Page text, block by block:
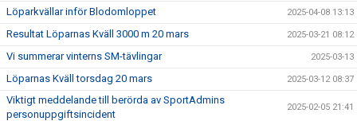
Löparkvällar inför Blodomloppet 2025-04-08 13:13
Resultat Löparnas Kväll 3000 m 20 mars 2025-03-21 08:12
Vi summerar vinterns SM-tävlingar 2025-03-13
Löparnas Kväll torsdag 20 mars 2025-03-12 08:37
Viktigt meddelande till berörda av SportAdmins
personuppgiftsincident
2025-02-05 21:41